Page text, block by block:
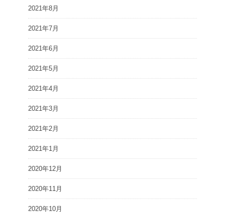
2021年8月
2021年7月
2021年6月
2021年5月
2021年4月
2021年3月
2021年2月
2021年1月
2020年12月
2020年11月
2020年10月